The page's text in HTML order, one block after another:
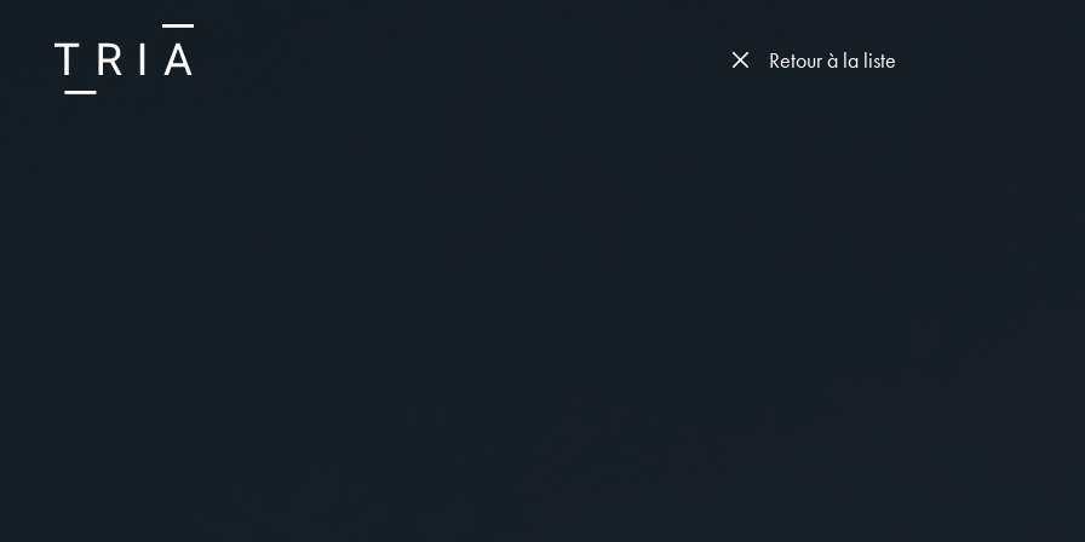
Retour à la liste